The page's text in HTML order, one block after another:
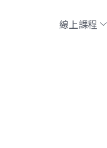
線上課程